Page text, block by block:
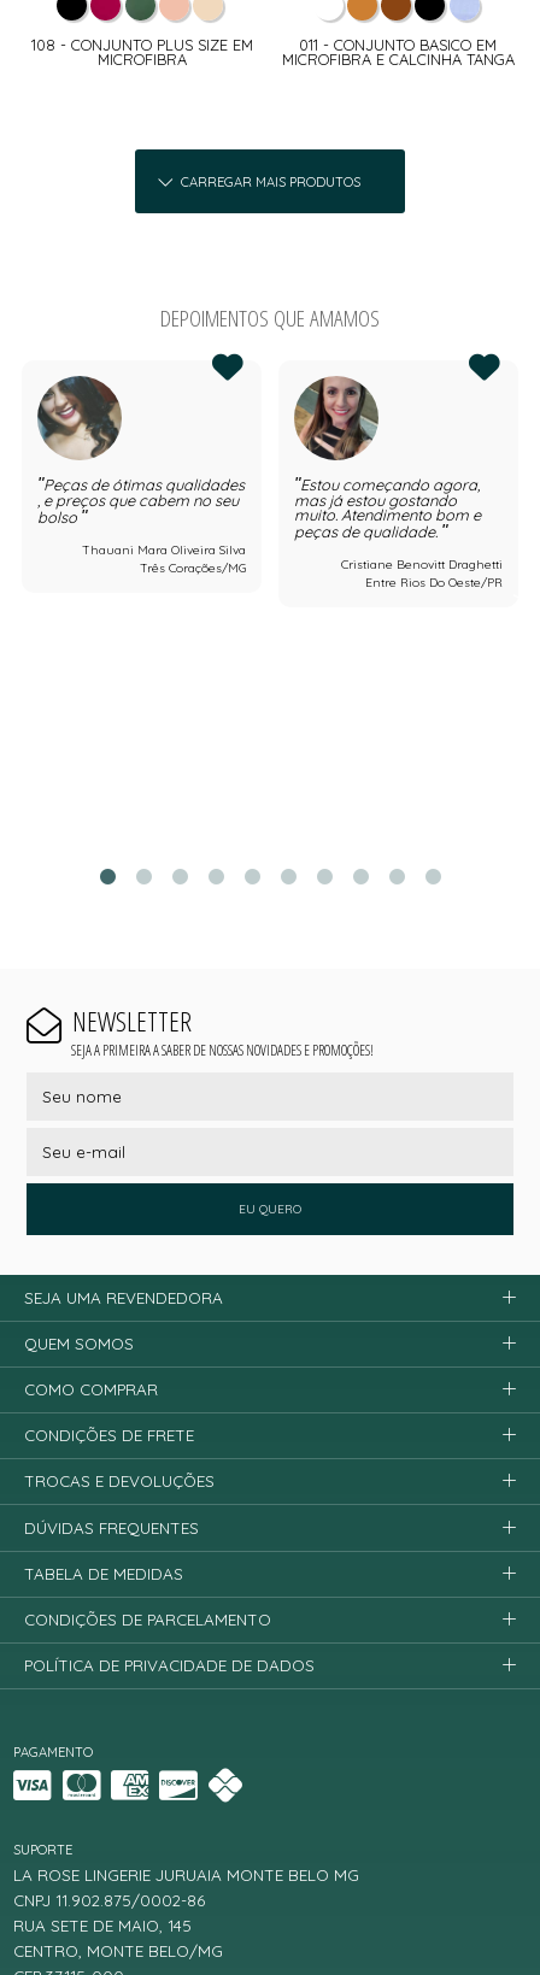
108 - CONJUNTO PLUS SIZE EM
MICROFIBRA
011 - CONJUNTO BASICO EM
MICROFIBRA E CALCINHA TANGA
CARREGAR MAIS PRODUTOS
DEPOIMENTOS QUE AMAMOS
Peças de ótimas qualidades
, e preços que cabem no seu
bolso
Thauani Mara Oliveira Silva
Três Corações/MG
Estou começando agora,
mas já estou gostando
muito. Atendimento bom e
peças de qualidade.
Cristiane Benovitt Draghetti
Entre Rios Do Oeste/PR
NEWSLETTER
SEJA A PRIMEIRA A SABER DE NOSSAS NOVIDADES E PROMOÇÕES!
EU QUERO
PAGAMENTO
SUPORTE
LA ROSE LINGERIE JURUAIA MONTE BELO MG
CNPJ 11.902.875/0002-86
RUA SETE DE MAIO, 145
CENTRO, MONTE BELO/MG
SEJA UMA REVENDEDORA
QUEM SOMOS
COMO COMPRAR
CONDIÇÕES DE FRETE
TROCAS E DEVOLUÇÕES
DÚVIDAS FREQUENTES
TABELA DE MEDIDAS
CONDIÇÕES DE PARCELAMENTO
POLÍTICA DE PRIVACIDADE DE DADOS